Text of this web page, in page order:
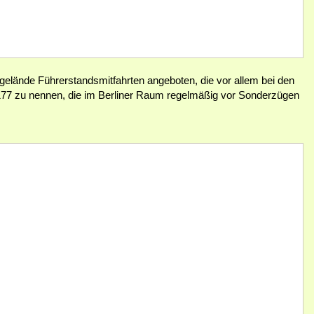
Führerstandsmitfahrten angeboten, die vor allem bei den
zu nennen, die im Berliner Raum regelmäßig vor Sonderzügen